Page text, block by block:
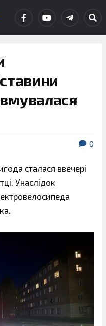
0
сталася ввечері
Унаслідок